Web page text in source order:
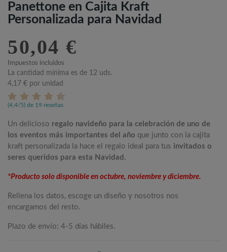
Panettone en Cajita Kraft
Personalizada para Navidad
50,04 €
Impuestos incluidos
La cantidad mínima es de 12 uds.
4,17 € por unidad
(4,4/5) de 19 reseñas
Un delicioso regalo navideño para la celebración de uno de
los eventos más importantes del año que junto con la cajita
kraft personalizada la hace el regalo ideal para tus invitados o
seres queridos para esta Navidad.
*Producto solo disponible en octubre, noviembre y diciembre.
Rellena los datos, escoge un diseño y nosotros nos
encargamos del resto.
Plazo de envío: 4-5 días hábiles.